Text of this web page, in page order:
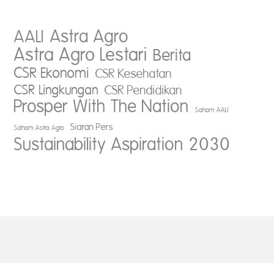
AALI Astra Agro
Astra Agro Lestari Berita
CSR Ekonomi CSR Kesehatan
CSR Lingkungan CSR Pendidikan
Prosper With The Nation Saham AALI
Saham Astra Agro Siaran Pers
Sustainability Aspiration 2030